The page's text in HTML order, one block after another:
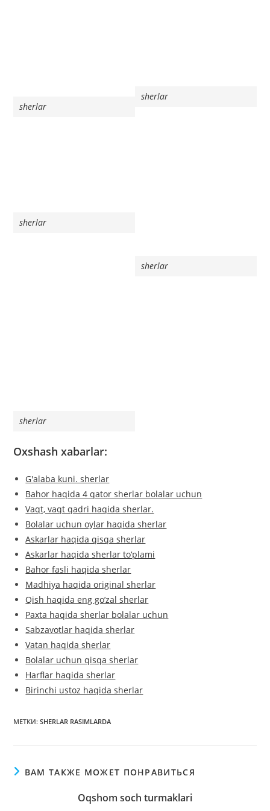
sherlar
sherlar
sherlar
sherlar
sherlar
Oxshash xabarlar:
G'alaba kuni. sherlar
Bahor haqida 4 qator sherlar bolalar uchun
Vaqt, vaqt qadri haqida sherlar.
Bolalar uchun oylar haqida sherlar
Askarlar haqida qisqa sherlar
Askarlar haqida sherlar to‘plami
Bahor fasli haqida sherlar
Madhiya haqida original sherlar
Qish haqida eng go’zal sherlar
Paxta haqida sherlar bolalar uchun
Sabzavotlar haqida sherlar
Vatan haqida sherlar
Bolalar uchun qisqa sherlar
Harflar haqida sherlar
Birinchi ustoz haqida sherlar
МЕТКИ:SHERLAR RASIMLARDA
ВАМ ТАКЖЕ МОЖЕТ ПОНРАВИТЬСЯ
Oqshom soch turmaklari